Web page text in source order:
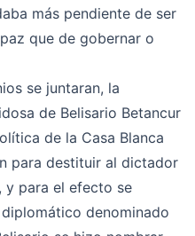
más pendiente de ser
que de gobernar o
se juntaran, la
de Belisario Betancur
de la Casa Blanca
para destituir al dictador
y para el efecto se
denominado